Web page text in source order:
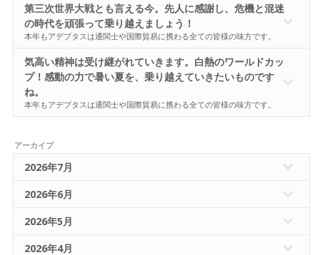
第三次世界大戦とも言える今。先人に感謝し、危機と混迷
の時代を頑張って乗り越えましょう！
本年もアデプタスは通関士や国際貿易に携わる全ての皆様の味方です。
気高い精神は受け継がれていきます。白熱のワールドカッ
プ！感動の力で暑い夏を、乗り越えていきたいものです
ね。
本年もアデプタスは通関士や国際貿易に携わる全ての皆様の味方です。
アーカイブ
2026年7月
2026年6月
2026年5月
2026年4月